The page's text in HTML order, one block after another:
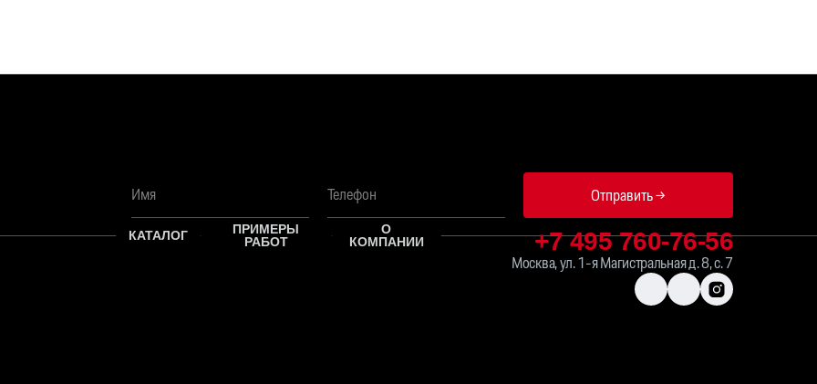
Отправить →
КАТАЛОГ
ПРИМЕРЫ
РАБОТ
О
КОМПАНИИ
+7 495 760-76-56
Москва, ул. 1-я Магистральная д. 8, с. 7